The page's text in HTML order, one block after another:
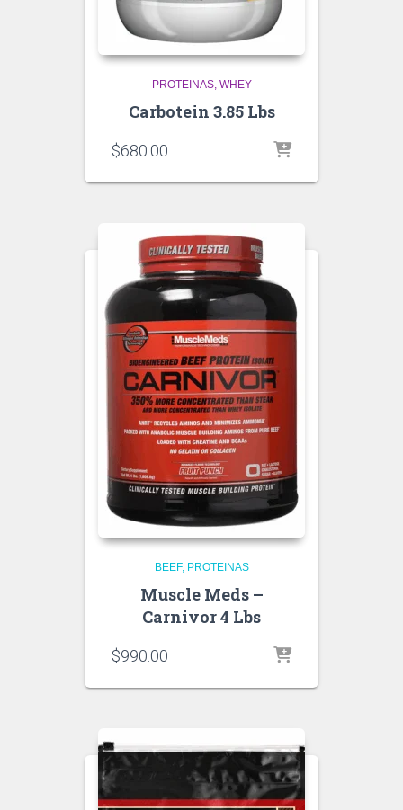
PROTEINAS WHEY
Carbotein 3.85 Lbs
$680.00
BEEF PROTEINAS
Muscle Meds –
Carnivor 4 Lbs
$990.00